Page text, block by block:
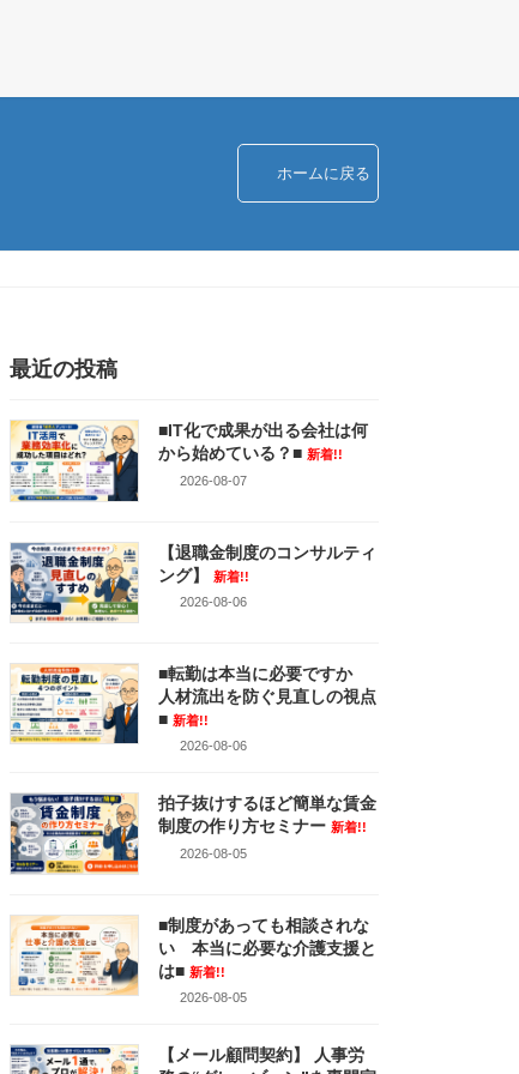
ホームに戻る
最近の投稿
■IT化で成果が出る会社は何
から始めている？■ 新着!!
2026-08-07
【退職金制度のコンサルティ
ング】
新着!!
2026-08-06
■転勤は本当に必要ですか
人材流出を防ぐ見直しの視点
■ 新着!!
2026-08-06
拍子抜けするほど簡単な賃金
制度の作り方セミナー 新着!!
2026-08-05
■制度があっても相談されな
い 本当に必要な介護支援と
は■ 新着!!
2026-08-05
【メール顧問契約】 人事労